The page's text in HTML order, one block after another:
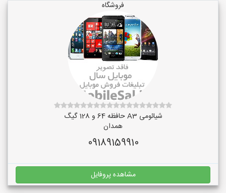
فروشگاه
شیائومی A3 حافظه 64 و 128 گیگ
همدان
09189159910
مشاهده پروفایل